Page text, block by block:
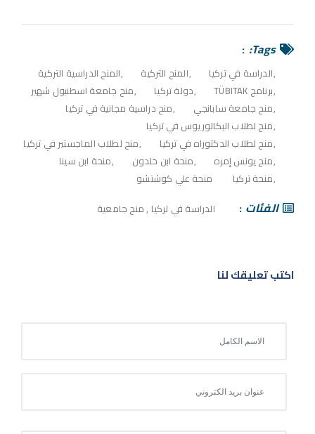
Tags:
الدراسة في تركيا المنح التركية
المنح الدراسية التركية
برنامج TÜBITAK
دولة تركيا
منح جامعة اسطنبول شهير
منح جامعة سابانجي
منح دراسية مجانية في تركيا
منح لطلاب البكالوريوس في تركيا
منح لطلاب الدكتوراه في تركيا
منح لطلاب الماجستير في تركيا
منح يونس إمره
منحة ابن خلدون
منحة ابن سينا
منحة تركيا
منحة علي كوشتشو
الفئات الدراسة في تركيا ,منح جامعية
اكتب تعليقك لنا